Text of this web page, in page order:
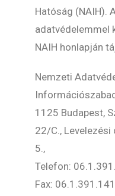
Hatóság (NAIH).
adatvédelemmel
NAIH honlapján
Nemzeti
1125 Budapest,
22/C., Levelezési
5.,
Telefon:
Fax: